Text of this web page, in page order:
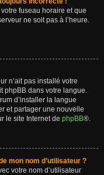
fuseau horaire et que
ne soit pas à l’heure.
n’ait pas installé votre
phpBB dans votre langue.
d’installer la langue
et partager une nouvelle
le site Internet de phpBB®.
mon nom d’utilisateur ?
votre nom d’utilisateur